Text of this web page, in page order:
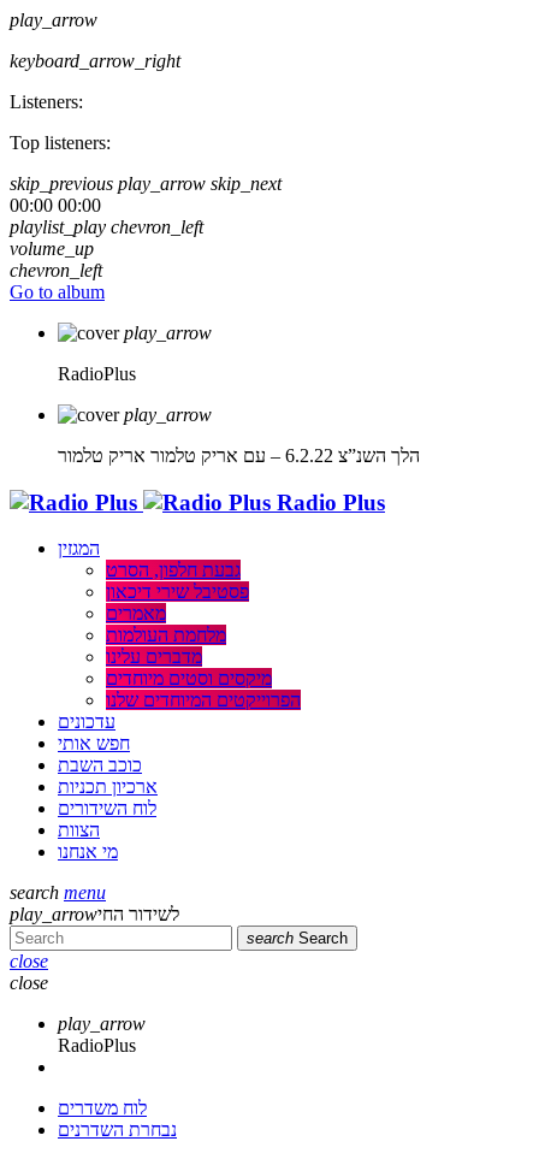
play_arrow
keyboard_arrow_right
Listeners:
Top listeners:
skip_previous play_arrow skip_next
00:00 00:00
playlist_play chevron_left
volume_up
chevron_left
Go to album
play_arrow
RadioPlus
play_arrow
הלך השנ”צ 6.2.22 – עם אריק טלמור
אריק טלמור
Radio Plus
המגזין
גבעת חלפון, הסרט
פסטיבל שירי דיכאון
מאמרים
מלחמת העולמות
מדברים עלינו
מיקסים וסטים מיוחדים
הפרוייקטים המיוחדים שלנו
עדכונים
חפש אותי
כוכב השבת
ארכיון תכניות
לוח השידורים
הצוות
מי אנחנו
search menu
play_arrowלשידור החי
search Search
close
close
play_arrow
RadioPlus
לוח משדרים
נבחרת השדרנים